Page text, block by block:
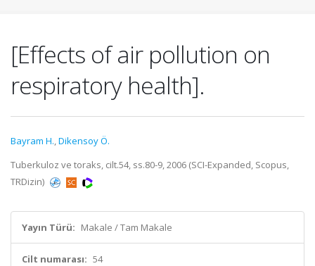
[Effects of air pollution on
respiratory health].
Bayram H.,Dikensoy Ö.
Tuberkuloz ve toraks, cilt.54, ss.80-9, 2006 (SCI-Expanded, Scopus,
TRDizin)
Yayın Türü: Makale / Tam Makale
Cilt numarası: 54